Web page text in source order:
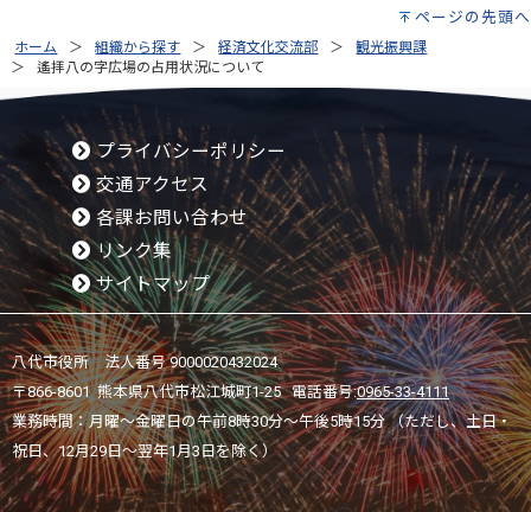
ページの先頭へ
ホーム 組織から探す 経済文化交流部
観光振興課
遙拝八の字広場の占用状況について
プライバシーポリシー
交通アクセス
各課お問い合わせ
リンク集
サイトマップ
八代市役所 法人番号 9000020432024
〒866-8601 熊本県八代市松江城町1-25 電話番号:0965-33-4111
業務時間：月曜～金曜日の午前8時30分～午後5時15分 （ただし、土日・
祝日、12月29日～翌年1月3日を除く）